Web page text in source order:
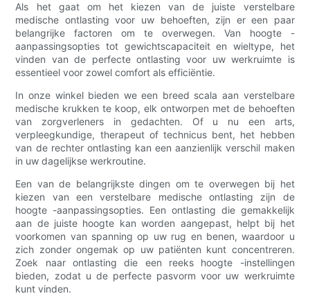
Als het gaat om het kiezen van de juiste verstelbare
medische ontlasting voor uw behoeften, zijn er een paar
belangrijke factoren om te overwegen. Van hoogte -
aanpassingsopties tot gewichtscapaciteit en wieltype, het
vinden van de perfecte ontlasting voor uw werkruimte is
essentieel voor zowel comfort als efficiëntie.
In onze winkel bieden we een breed scala aan verstelbare
medische krukken te koop, elk ontworpen met de behoeften
van zorgverleners in gedachten. Of u nu een arts,
verpleegkundige, therapeut of technicus bent, het hebben
van de rechter ontlasting kan een aanzienlijk verschil maken
in uw dagelijkse werkroutine.
Een van de belangrijkste dingen om te overwegen bij het
kiezen van een verstelbare medische ontlasting zijn de
hoogte -aanpassingsopties. Een ontlasting die gemakkelijk
aan de juiste hoogte kan worden aangepast, helpt bij het
voorkomen van spanning op uw rug en benen, waardoor u
zich zonder ongemak op uw patiënten kunt concentreren.
Zoek naar ontlasting die een reeks hoogte -instellingen
bieden, zodat u de perfecte pasvorm voor uw werkruimte
kunt vinden.